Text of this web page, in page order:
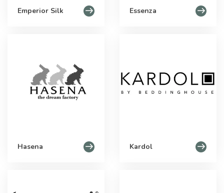
Emperior Silk Essenza
Hasena Kardol